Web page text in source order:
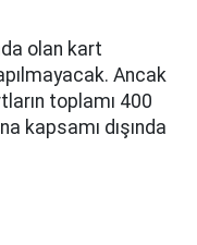
olan kart
Ancak
toplamı 400
kapsamı dışında